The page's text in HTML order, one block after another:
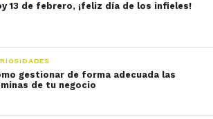
13 de febrero, ¡feliz día de los infieles!
gestionar de forma adecuada las
de tu negocio